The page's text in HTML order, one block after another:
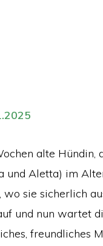
alte Hündin,
und Aletta) im
sie sicherlich
und nun wartet
freundliches